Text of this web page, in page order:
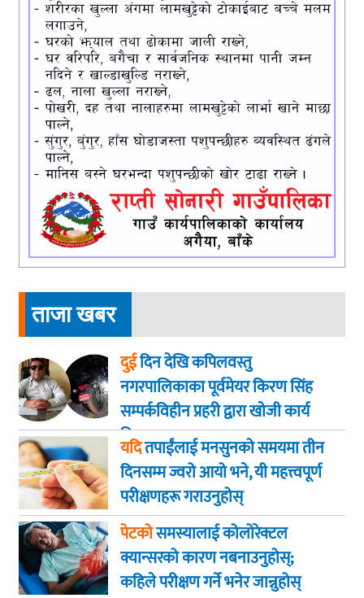
ताजा खबर
दुईदिन देखि कपिलवस्तु
नगरपालिकाका पूर्वमेयर किरण सिंह
सम्पर्कविहीन प्रहरी द्वारा खाेजी कार्य
तिब्रता
यदितपाईंलाई मनसुनको समयमा तीन
दिनसम्म ज्वरो आयो भने, यी महत्त्वपूर्ण
परीक्षणहरू गराउनुहोस्
पेटकोसमस्यालाई कोलोरेक्टल
क्यान्सरको कारण नबनाउनुहोस्;
कहिले परीक्षण गर्ने भनेर जान्नुहोस्